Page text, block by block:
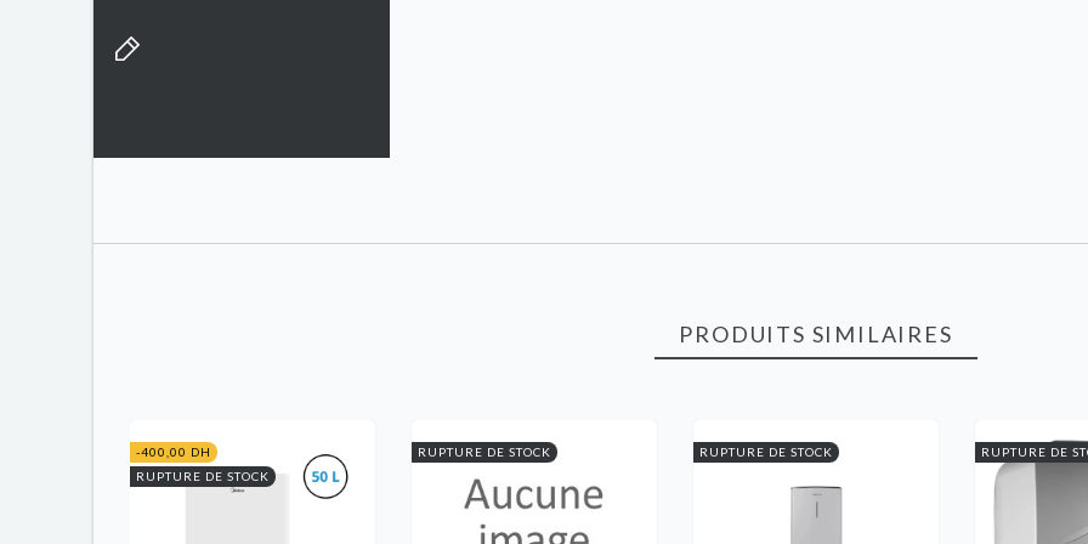
PRODUITS SIMILAIRES
-400,00 DH
RUPTURE DE STOCK
RUPTURE DE STOCK RUPTURE DE STOCK RUPTURE DE